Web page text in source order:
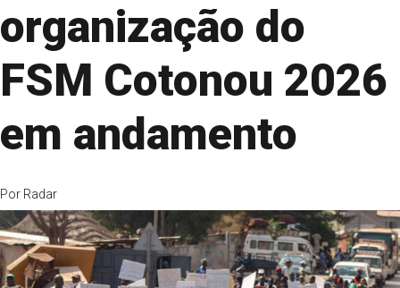
organização do
FSM Cotonou 2026
em andamento
Por Radar